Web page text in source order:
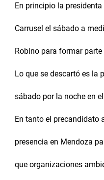
En principio la
Carrusel el sábado a
Robino para formar
Lo que se descartó es la
sábado por la noche en
En tanto el precandidato
presencia en Mendoza
que organizaciones